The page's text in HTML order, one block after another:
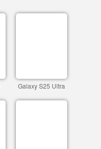
Galaxy S25 Ultra